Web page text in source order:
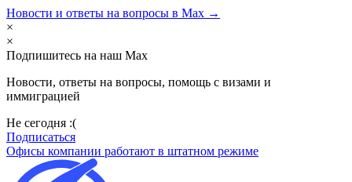
Новости и ответы на вопросы в Max →
×
×
Подпишитесь на наш Max
Новости, ответы на вопросы, помощь с визами и
иммиграцией
Не сегодня :(
Подписаться
Офисы компании работают в штатном режиме